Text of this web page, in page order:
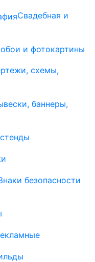
Свадебная и
и фотокартины
схемы,
баннеры,
безопасности